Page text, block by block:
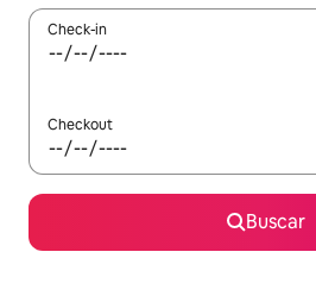
Check-in
Checkout
Buscar